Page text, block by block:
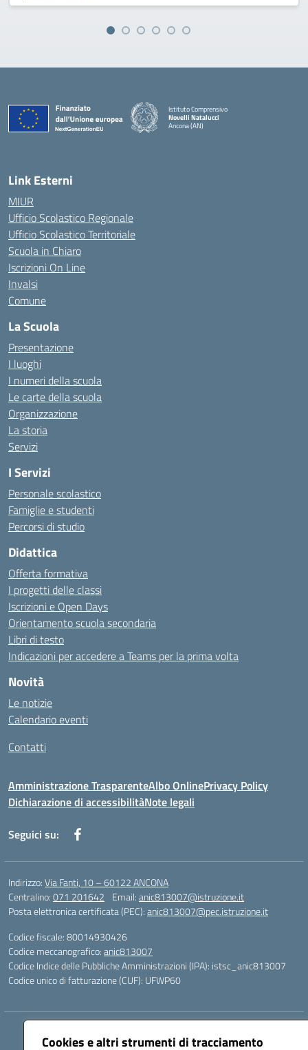
Cookies e altri strumenti di tracciamento
Istituto Comprensivo
Novelli Natalucci
Ancona (AN)
Link Esterni
MIUR
Ufficio Scolastico Regionale
Ufficio Scolastico Territoriale
Scuola in Chiaro
Iscrizioni On Line
Invalsi
Comune
La Scuola
Presentazione
I luoghi
I numeri della scuola
Le carte della scuola
Organizzazione
La storia
Servizi
I Servizi
Personale scolastico
Famiglie e studenti
Percorsi di studio
Didattica
Offerta formativa
I progetti delle classi
Iscrizioni e Open Days
Orientamento scuola secondaria
Libri di testo
Indicazioni per accedere a Teams per la prima volta
Novità
Le notizie
Calendario eventi
Contatti
Amministrazione TrasparenteAlbo OnlinePrivacy Policy
Dichiarazione di accessibilitàNote legali
Seguici su:
Indirizzo:Via Fanti, 10 – 60122 ANCONA
Centralino:071 201642 Email:anic813007@istruzione.it
Posta elettronica certificata (PEC):anic813007@pec.istruzione.it
Codice fiscale: 80014930426
Codice meccanografico:anic813007
Codice Indice delle Pubbliche Amministrazioni (IPA): istsc_anic813007
Codice unico di fatturazione (CUF): UFWP60